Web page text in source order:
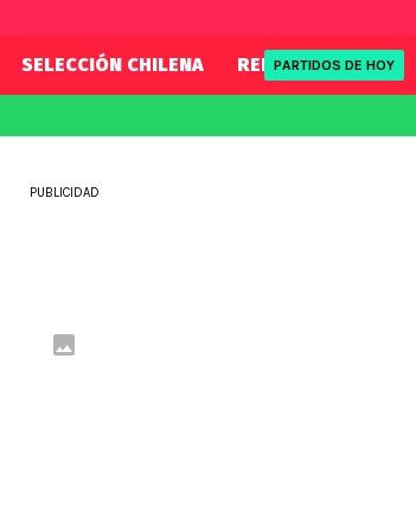
SELECCIÓN CHILENA REDSPORT
PARTIDOS DE HOY
PUBLICIDAD